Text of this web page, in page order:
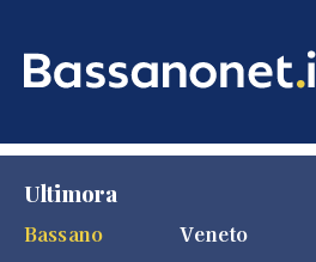
Ultimora
Bassano
Veneto